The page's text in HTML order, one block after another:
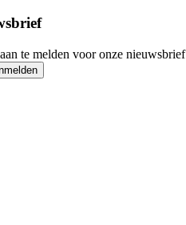
te melden voor onze nieuwsbrief